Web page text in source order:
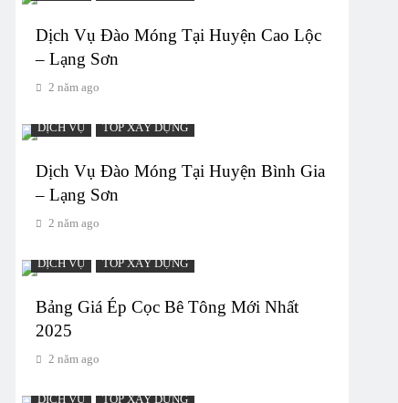
Dịch Vụ Đào Móng Tại Huyện Cao Lộc
– Lạng Sơn
2 năm ago
DỊCH VỤ TOP XÂY DỰNG
Dịch Vụ Đào Móng Tại Huyện Bình Gia
– Lạng Sơn
2 năm ago
DỊCH VỤ TOP XÂY DỰNG
Bảng Giá Ép Cọc Bê Tông Mới Nhất
2025
2 năm ago
DỊCH VỤ TOP XÂY DỰNG